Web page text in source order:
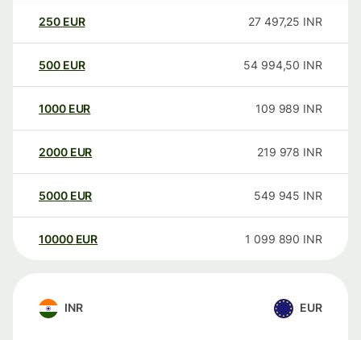
250 EUR 27 497,25 INR
500 EUR 54 994,50 INR
1000 EUR 109 989 INR
2000 EUR 219 978 INR
5000 EUR 549 945 INR
10000 EUR 1 099 890 INR
INR EUR